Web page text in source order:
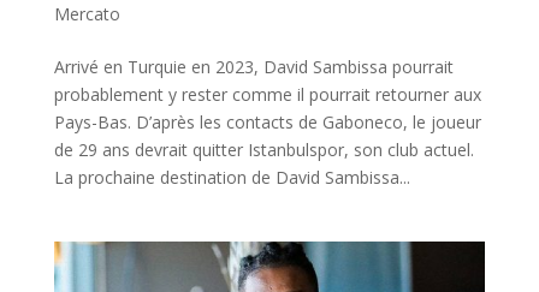
Mercato
Arrivé en Turquie en 2023, David Sambissa pourrait
probablement y rester comme il pourrait retourner aux
Pays-Bas. D’après les contacts de Gaboneco, le joueur
de 29 ans devrait quitter Istanbulspor, son club actuel.
La prochaine destination de David Sambissa...